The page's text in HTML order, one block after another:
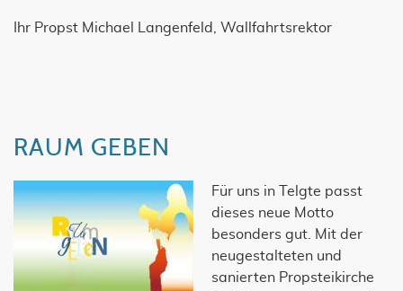
Ihr Propst Michael Langenfeld, Wallfahrtsrektor
RAUM GEBEN
Für uns in Telgte passt
dieses neue Motto
besonders gut. Mit der
neugestalteten und
sanierten Propsteikirche